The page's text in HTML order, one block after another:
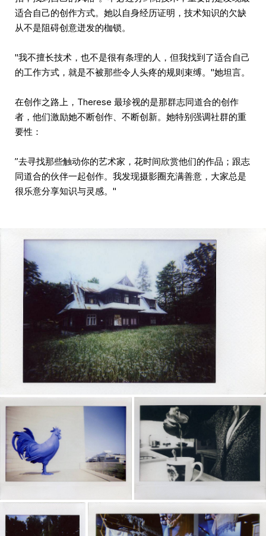
适合自己的创作方式。她以自身经历证明，技术知识的欠缺
从不是阻碍创意迸发的枷锁。
"我不擅长技术，也不是很有条理的人，但我找到了适合自己
的工作方式，就是不被那些令人头疼的规则束缚。"她坦言。
在创作之路上，Therese 最珍视的是那群志同道合的创作
者，他们激励她不断创作、不断创新。她特别强调社群的重
要性：
”去寻找那些触动你的艺术家，花时间欣赏他们的作品；跟志
同道合的伙伴一起创作。我发现摄影圈充满善意，大家总是
很乐意分享知识与灵感。"